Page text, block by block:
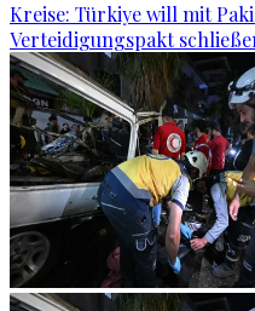
Kreise: Türkiye will mit
Verteidigungspakt